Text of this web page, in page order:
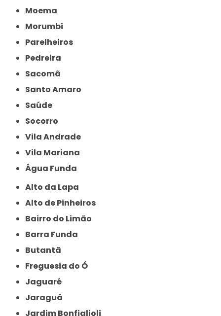
Moema
Morumbi
Parelheiros
Pedreira
Sacomã
Santo Amaro
Saúde
Socorro
Vila Andrade
Vila Mariana
Água Funda
Alto da Lapa
Alto de Pinheiros
Bairro do Limão
Barra Funda
Butantã
Freguesia do Ó
Jaguaré
Jaraguá
Jardim Bonfiglioli